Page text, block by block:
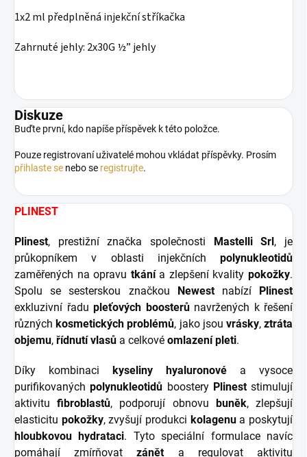
1x2 ml předplněná injekční stříkačka
Zahrnuté jehly: 2x30G ½” jehly
Diskuze
Buďte první, kdo napíše příspěvek k této položce.
Pouze registrovaní uživatelé mohou vkládat příspěvky. Prosím
přihlaste se nebo se registrujte.
PLINEST
Plinest, prestižní značka společnosti Mastelli Srl , je
průkopníkem v oblasti injekčních polynukleotidů
zaměřených na opravu tkánía zlepšení kvalitypokožky.
Spolu se sesterskou značkou
Newestnabízí
Plinest
exkluzivní řadu pleťových boosterůnavržených k řešení
různých kosmetických problémů, jako jsou vrásky,ztráta
objemu, řídnutí vlasů a celkové omlazení pleti.
Díky kombinaci kyseliny hyaluronové a vysoce
purifikovanýchpolynukleotidů boostery Plineststimulují
aktivitufibroblastů, podporují obnovu buněk, zlepšují
elasticitu pokožky, zvyšují produkci kolagenua poskytují
hloubkovou hydrataci. Tyto speciální formulace navíc
pomáhají zmírňovatzáněta regulovat aktivitu